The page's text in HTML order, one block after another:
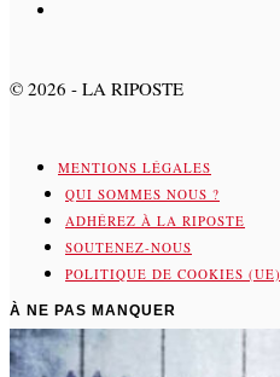
© 2026 - LA RIPOSTE
MENTIONS LÉGALES
QUI SOMMES NOUS ?
ADHÉREZ À LA RIPOSTE
SOUTENEZ-NOUS
POLITIQUE DE COOKIES (UE)
À NE PAS MANQUER